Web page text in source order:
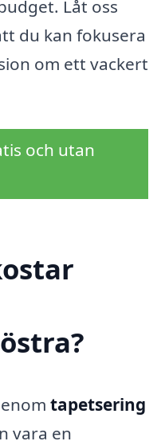
Låt oss
du kan fokusera
om ett vackert
och utan
tapetsering
vara en